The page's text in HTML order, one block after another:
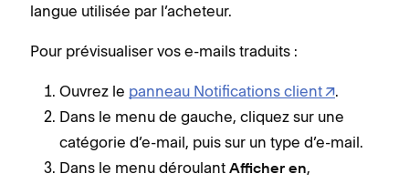
langue utilisée par l’acheteur.
Pour prévisualiser vos e-mails traduits :
Ouvrez le panneau Notifications client
.
Dans le menu de gauche, cliquez sur une
catégorie d’e-mail, puis sur un type d’e-mail.
Dans le menu déroulant Afficher en,